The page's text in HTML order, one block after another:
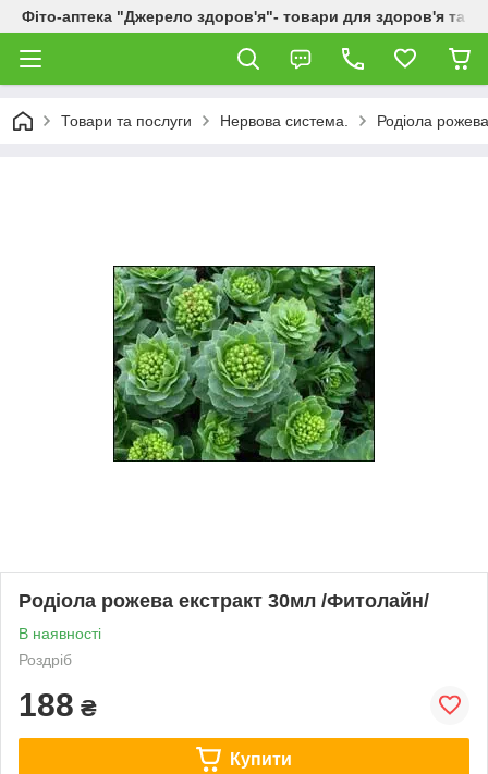
Фіто-аптека "Джерело здоров'я"- товари для здоров'я та
Товари та послуги Нервова система. Родіола
Родіола рожева екстракт 30мл /Фитолайн/
В наявності
Роздріб
188 ₴
Купити